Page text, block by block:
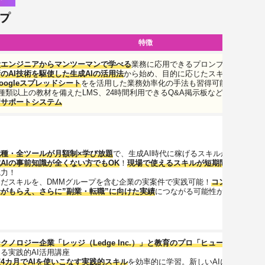
特徴
ンジニアからマンツーマンで学べる業務に応用できるプロンプトエンジニ
AI技術を駆使した生成AIの活用法から始め、目的に応じたスキルが身につ
スプレッドシートをを活用した業務効率化の手法も習得可能。
類以上の教材を備えたLMS、24時間利用できるQ&A掲示板など、
ポートシステム
・全ツールが月額制×学び放題で、生成AI時代に稼げるスキルが身につく
の事前知識が全くない方でもOK ！現場で使えるスキルが短期間で身につ
！
スキルを、DMMグループを含む企業の実案件で実践可能！コンペで入賞
もらえ、さらに”副業・転職”に向けた実績につながる可能性があります！
ノロジー企業「レッジ（Ledge Inc.）」と教育のプロ「ヒューマンアカデ
実践的AI活用講座
カ月でAIを使いこなす実践的スキルを効率的に学習。新しいAIにも応用で